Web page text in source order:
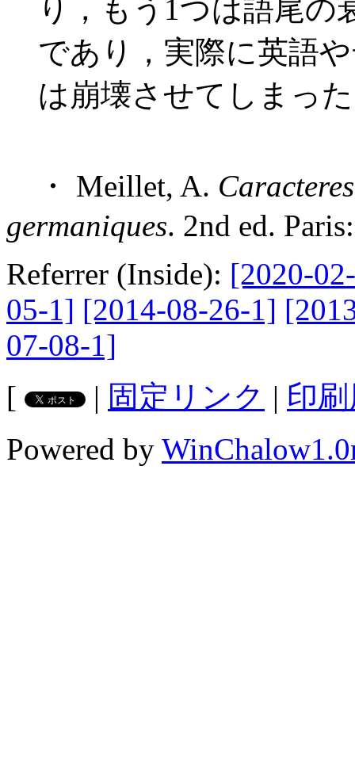
り，もう1つは語尾の
であり，実際に英語
は崩壊させてしまっ
・ Meillet, A.
germaniques. 2nd ed.
Referrer (Inside): [2020-
05-1] [2014-08-26-1]
07-08-1]
[
| 固定リンク | 印
Powered by